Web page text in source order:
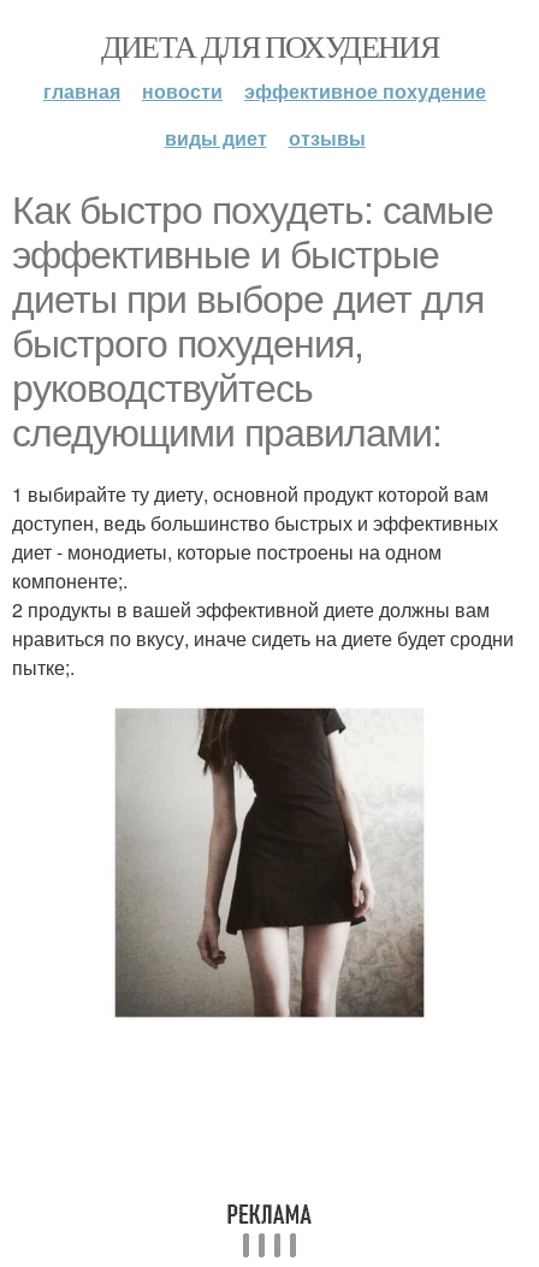
ДИЕТА ДЛЯ ПОХУДЕНИЯ
главная новости
эффективное похудение
виды диет
отзывы
Как быстро похудеть: самые
эффективные и быстрые
диеты при выборе диет для
быстрого похудения,
руководствуйтесь
следующими правилами:
1 выбирайте ту диету, основной продукт которой вам
доступен, ведь большинство быстрых и эффективных
диет - монодиеты, которые построены на одном
компоненте;.
2 продукты в вашей эффективной диете должны вам
нравиться по вкусу, иначе сидеть на диете будет сродни
пытке;.